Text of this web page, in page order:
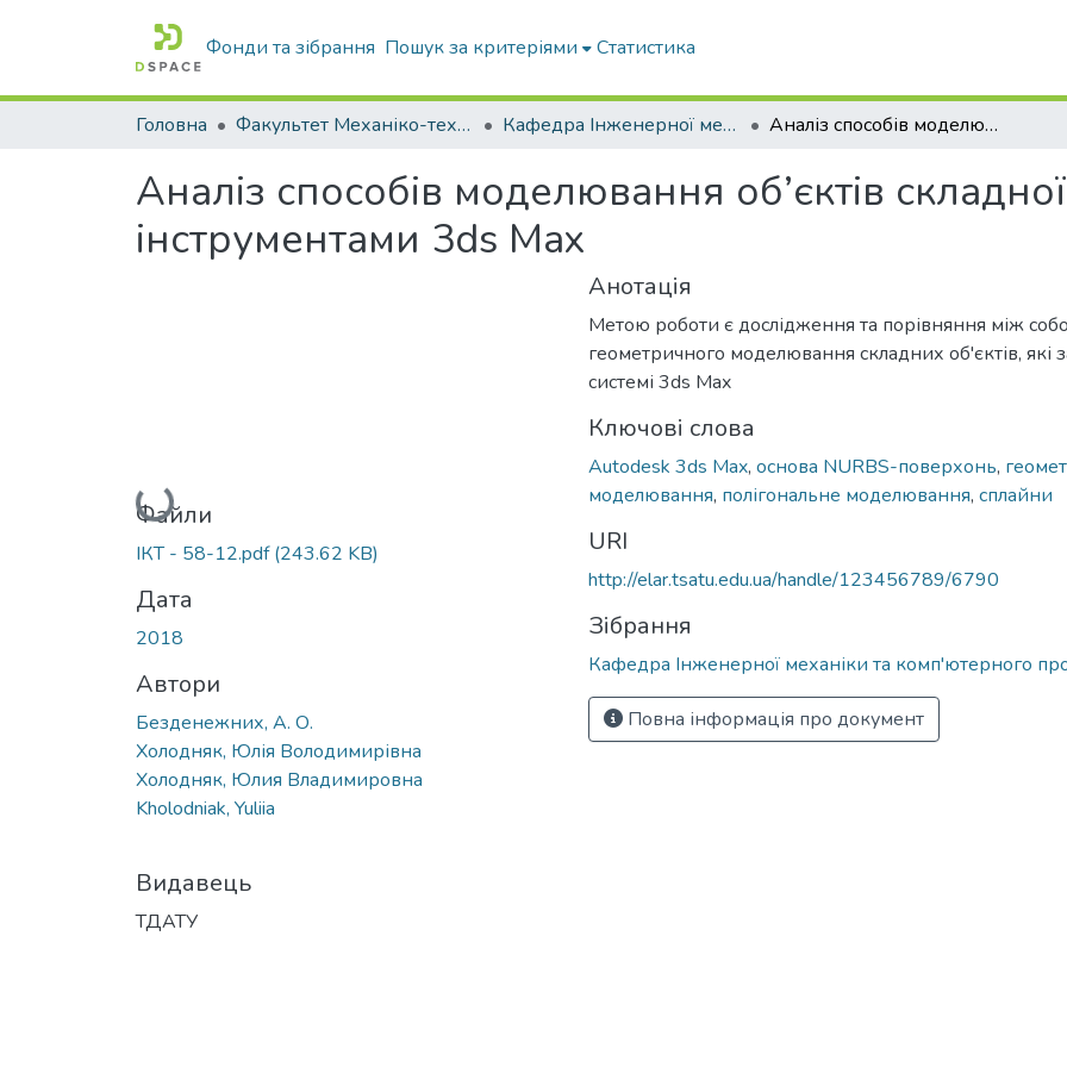
Фонди та зібрання Пошук за критеріями Статистика
Головна Факультет Механіко-технологічний Кафедра Інженерної механіки та комп'ютерного проектування Аналіз способів моделювання об’єктів складної форми інструментами 3ds Max
Аналіз способів моделювання об’єктів
інструментами 3ds Max
Вантажиться...
Файли
ІКТ - 58-12.pdf(243.62 KB)
Дата
2018
Автори
Безденежних, А. О.
Холодняк, Юлія Володимирівна
Холодняк, Юлия Владимировна
Kholodniak, Yuliia
Видавець
ТДАТУ
Анотація
Метою роботи є дослідження та порівняння між
геометричного моделювання складних об'єктів, які
системі 3ds Max
Ключові слова
Autodesk 3ds Max, основа NURBS-поверхонь,
моделювання, полігональне моделювання, сплайни
URI
http://elar.tsatu.edu.ua/handle/123456789/6790
Зібрання
Кафедра Інженерної механіки та комп'ютерного
Повна інформація про документ